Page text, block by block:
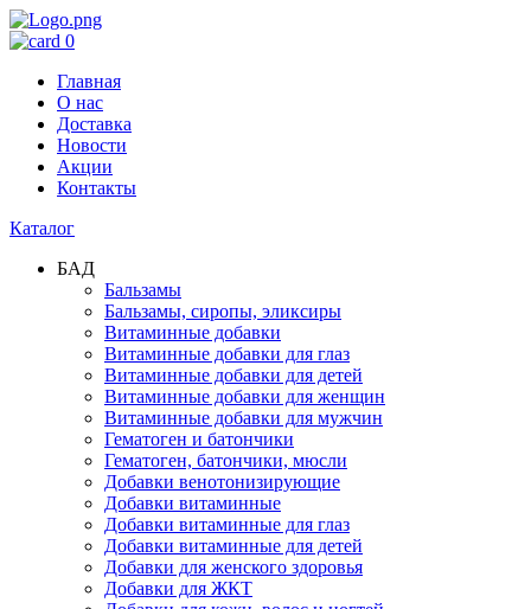
0
Главная
О нас
Доставка
Новости
Акции
Контакты
Каталог
БАД
Бальзамы
Бальзамы, сиропы, эликсиры
Витаминные добавки
Витаминные добавки для глаз
Витаминные добавки для детей
Витаминные добавки для женщин
Витаминные добавки для мужчин
Гематоген и батончики
Гематоген, батончики, мюсли
Добавки венотонизирующие
Добавки витаминные
Добавки витаминные для глаз
Добавки витаминные для детей
Добавки для женского здоровья
Добавки для ЖКТ